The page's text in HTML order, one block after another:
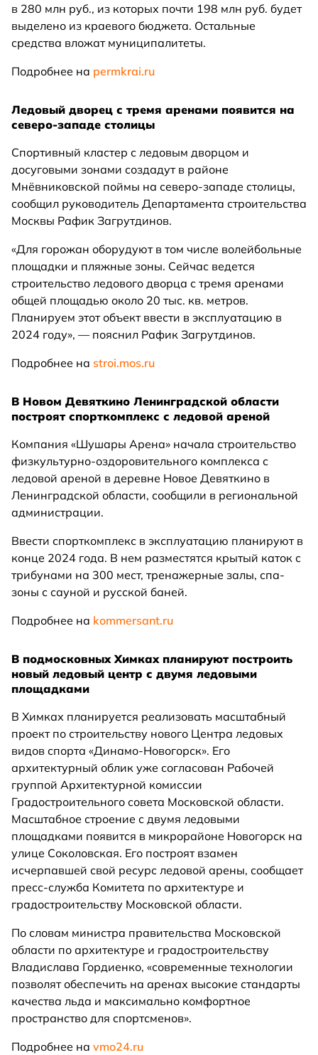
в 280 млн руб., из которых почти 198 млн руб. будет
выделено из краевого бюджета. Остальные
средства вложат муниципалитеты.
Подробнее на permkrai.ru
Ледовый дворец с тремя аренами появится на
северо-западе столицы
Спортивный кластер с ледовым дворцом и
досуговыми зонами создадут в районе
Мнёвниковской поймы на северо-западе столицы,
сообщил руководитель Департамента строительства
Москвы Рафик Загрутдинов.
«Для горожан оборудуют в том числе волейбольные
площадки и пляжные зоны. Сейчас ведется
строительство ледового дворца с тремя аренами
общей площадью около 20 тыс. кв. метров.
Планируем этот объект ввести в эксплуатацию в
2024 году», — пояснил Рафик Загрутдинов.
Подробнее на stroi.mos.ru
В Новом Девяткино Ленинградской области
построят спорткомплекс с ледовой ареной
Компания «Шушары Арена» начала строительство
физкультурно-оздоровительного комплекса с
ледовой ареной в деревне Новое Девяткино в
Ленинградской области, сообщили в региональной
администрации.
Ввести спорткомплекс в эксплуатацию планируют в
конце 2024 года. В нем разместятся крытый каток с
трибунами на 300 мест, тренажерные залы, спа-
зоны с сауной и русской баней.
Подробнее на kommersant.ru
В подмосковных Химках планируют построить
новый ледовый центр с двумя ледовыми
площадками
В Химках планируется реализовать масштабный
проект по строительству нового Центра ледовых
видов спорта «Динамо-Новогорск». Его
архитектурный облик уже согласован Рабочей
группой Архитектурной комиссии
Градостроительного совета Московской области.
Масштабное строение с двумя ледовыми
площадками появится в микрорайоне Новогорск на
улице Соколовская. Его построят взамен
исчерпавшей свой ресурс ледовой арены, сообщает
пресс-служба Комитета по архитектуре и
градостроительству Московской области.
По словам министра правительства Московской
области по архитектуре и градостроительству
Владислава Гордиенко, «современные технологии
позволят обеспечить на аренах высокие стандарты
качества льда и максимально комфортное
пространство для спортсменов».
Подробнее на vmo24.ru